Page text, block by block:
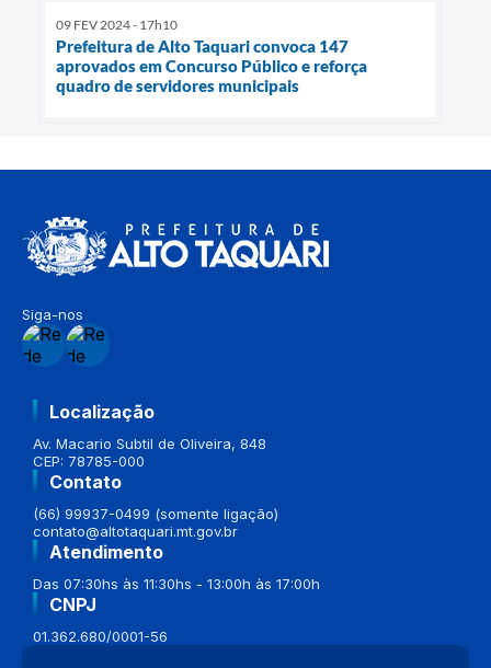
09 FEV 2024 - 17h10
Prefeitura de Alto Taquari convoca 147
aprovados em Concurso Público e reforça
quadro de servidores municipais
Siga-nos
Localização
Av. Macario Subtil de Oliveira, 848
CEP: 78785-000
Contato
(66) 99937-0499 (somente ligação)
contato@altotaquari.mt.gov.br
Atendimento
Das 07:30hs às 11:30hs - 13:00h às 17:00h
CNPJ
01.362.680/0001-56